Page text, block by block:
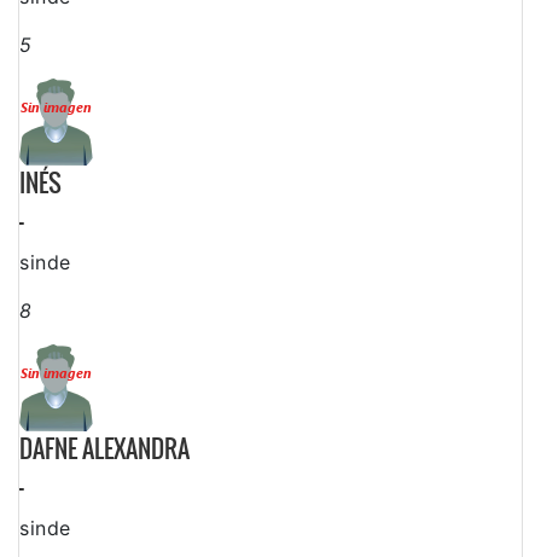
5
INÉS
-
sinde
8
DAFNE ALEXANDRA
-
sinde